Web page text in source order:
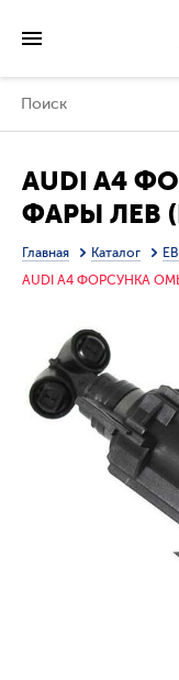
AUDI A4
ФАРЫ ЛЕВ
Главная Каталог
AUDI A4 ФОРСУНКА